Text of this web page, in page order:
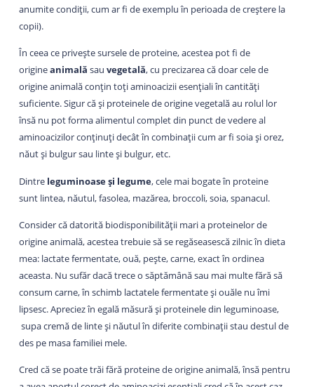
anumite condiții, cum ar fi de exemplu în perioada de creștere la
copii).
În ceea ce privește sursele de proteine, acestea pot fi de
origineanimală sau vegetală, cu precizarea că doar cele de
origine animală conțin toți aminoacizii esențiali în cantități
suficiente. Sigur că și proteinele de origine vegetală au rolul lor
însă nu pot forma alimentul complet din punct de vedere al
aminoacizilor conținuți decât în combinații cum ar fi soia și orez,
năut și bulgur sau linte și bulgur, etc.
Dintre leguminoase și legume, cele mai bogate în proteine
sunt lintea, năutul, fasolea, mazărea, broccoli, soia, spanacul.
Consider că datorită biodisponibilității mari a proteinelor de
origine animală, acestea trebuie să se regăseasescă zilnic în dieta
mea: lactate fermentate, ouă, pește, carne, exact în ordinea
aceasta. Nu sufăr dacă trece o săptămână sau mai multe fără să
consum carne, în schimb lactatele fermentate și ouăle nu îmi
lipsesc. Apreciez în egală măsură și proteinele din leguminoase,
supa cremă de linte și năutul în diferite combinații stau destul de
des pe masa familiei mele.
Cred că se poate trăi fără proteine de origine animală, însă pentru